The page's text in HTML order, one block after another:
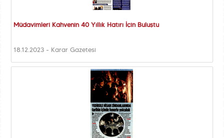
Müdavimleri Kahvenin 40 Yıllık Hatırı İçin Buluştu
18.12.2023 - Karar Gazetesi